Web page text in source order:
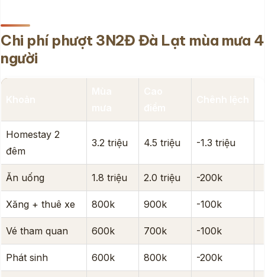
Chi phí phượt 3N2Đ Đà Lạt mùa mưa 4
người
Homestay 2
đêm
3.2 triệu 4.5 triệu -1.3 triệu
Ăn uống 1.8 triệu 2.0 triệu -200k
Xăng + thuê xe 800k 900k -100k
Vé tham quan 600k 700k -100k
Phát sinh 600k 800k -200k